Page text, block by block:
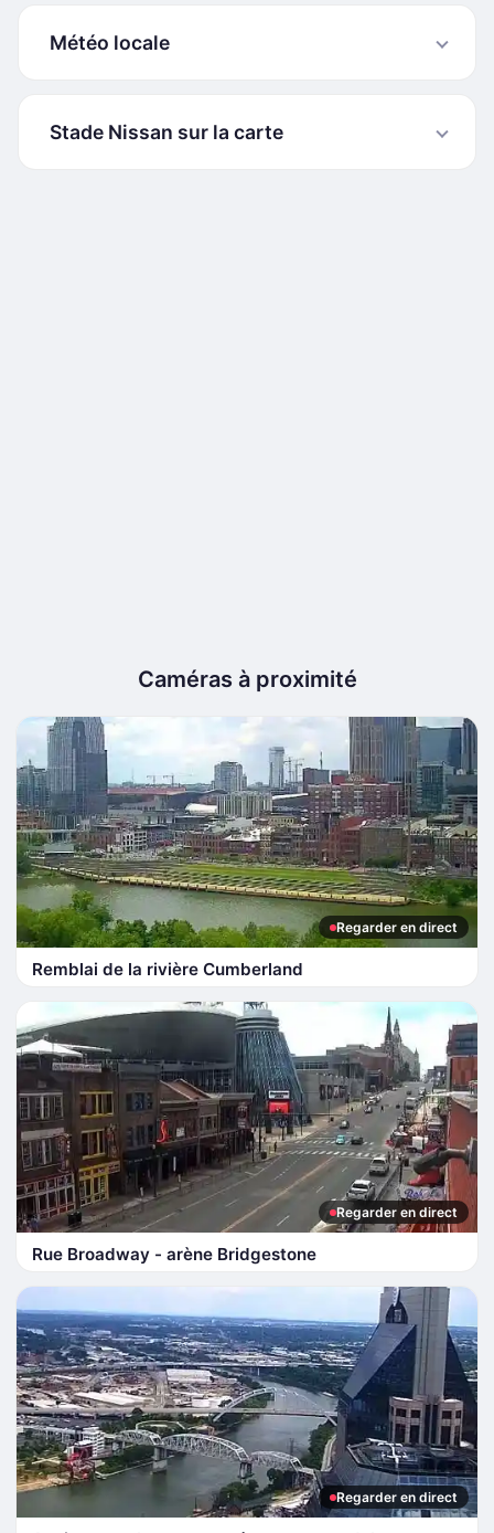
Météo locale
Stade Nissan sur la carte
Caméras à proximité
Regarder en direct
Remblai de la rivière Cumberland
Regarder en direct
Rue Broadway - arène Bridgestone
Regarder en direct